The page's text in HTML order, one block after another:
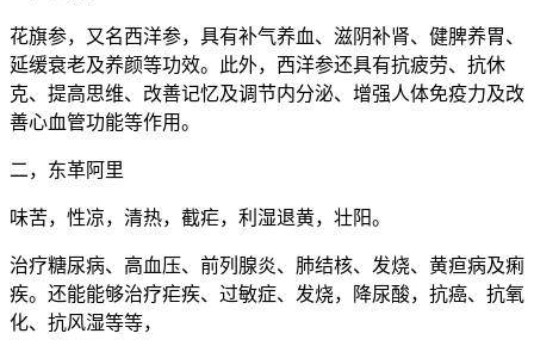
花旗参，又名西洋参，具有补气养血、滋阴补肾、健脾养胃、
延缓衰老及养颜等功效。此外，西洋参还具有抗疲劳、抗休
克、提高思维、改善记忆及调节内分泌、增强人体免疫力及改
善心血管功能等作用。
二，东革阿里
味苦，性凉，清热，截疟，利湿退黄，壮阳。
治疗糖尿病、高血压、前列腺炎、肺结核、发烧、黄疸病及痢
疾。还能能够治疗疟疾、过敏症、发烧，降尿酸，抗癌、抗氧
化、抗风湿等等，